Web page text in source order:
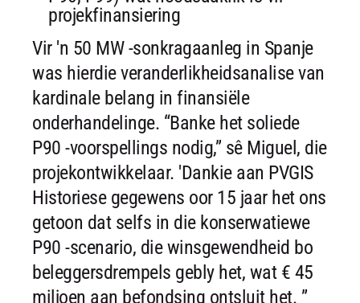
projekfinansiering
Vir 'n 50 MW -sonkragaanleg in Spanje
was hierdie veranderlikheidsanalise van
kardinale belang in finansiële
onderhandelinge. “Banke het soliede
P90 -voorspellings nodig,” sê Miguel, die
projekontwikkelaar. 'Dankie aan PVGIS
Historiese gegewens oor 15 jaar het ons
getoon dat selfs in die konserwatiewe
P90 -scenario, die winsgewendheid bo
beleggersdrempels gebly het, wat € 45
miljoen aan befondsing ontsluit het. ”